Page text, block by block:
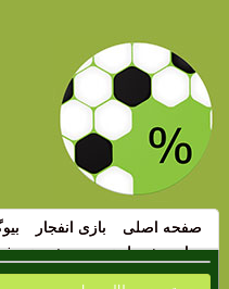
صفحه اصلی بازی انفجار
سایت شرط بندی
پیش بینی